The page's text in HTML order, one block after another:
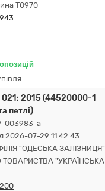
Т0970
2015 (44520000-1
петлі)
003983-a
2026-07-29 11:42:43
"ОДЕСЬКА ЗАЛІЗНИЦЯ"
ТОВАРИСТВА "УКРАЇНСЬКА